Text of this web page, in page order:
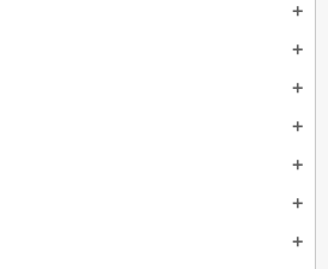
add
add
add
add
add
add
add